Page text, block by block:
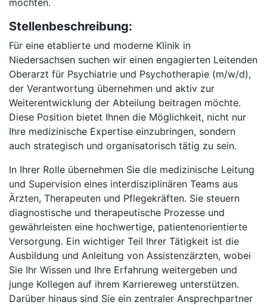
möchten.
Stellenbeschreibung:
Für eine etablierte und moderne Klinik in
Niedersachsen suchen wir einen engagierten Leitenden
Oberarzt für Psychiatrie und Psychotherapie (m/w/d),
der Verantwortung übernehmen und aktiv zur
Weiterentwicklung der Abteilung beitragen möchte.
Diese Position bietet Ihnen die Möglichkeit, nicht nur
Ihre medizinische Expertise einzubringen, sondern
auch strategisch und organisatorisch tätig zu sein.
In Ihrer Rolle übernehmen Sie die medizinische Leitung
und Supervision eines interdisziplinären Teams aus
Ärzten, Therapeuten und Pflegekräften. Sie steuern
diagnostische und therapeutische Prozesse und
gewährleisten eine hochwertige, patientenorientierte
Versorgung. Ein wichtiger Teil Ihrer Tätigkeit ist die
Ausbildung und Anleitung von Assistenzärzten, wobei
Sie Ihr Wissen und Ihre Erfahrung weitergeben und
junge Kollegen auf ihrem Karriereweg unterstützen.
Darüber hinaus sind Sie ein zentraler Ansprechpartner